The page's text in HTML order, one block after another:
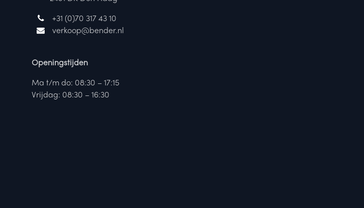
+31 (0)70 317 43 10
verkoop@bender.nl
Openingstijden
Ma t/m do: 08:30 – 17:15
Vrijdag: 08:30 – 16:30